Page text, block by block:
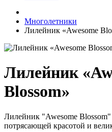
Многолетники
Лилейник «Awesome
Лилейник
Blossom»
Лилейник "Awesome Blossom"
потрясающей красотой и